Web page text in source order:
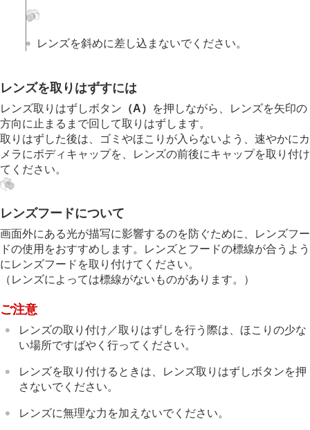
レンズを斜めに差し込まないでください。
レンズを取りはずすには
レンズ取りはずしボタン （A）
を押しながら、レンズを矢印の
方向に止まるまで回して取りはずします。
取りはずした後は、ゴミやほこりが入らないよう、速やかにカ
メラにボディキャップを、レンズの前後にキャップを取り付け
てください。
レンズフードについて
画面外にある光が描写に影響するのを防ぐために、レンズフー
ドの使用をおすすめします。レンズとフードの標線が合うよう
にレンズフードを取り付けてください。
（レンズによっては標線がないものがあります。）
ご注意
レンズの取り付け／取りはずしを行う際は、ほこりの少な
い場所ですばやく行ってください。
レンズを取り付けるときは、レンズ取りはずしボタンを押
さないでください。
レンズに無理な力を加えないでください。